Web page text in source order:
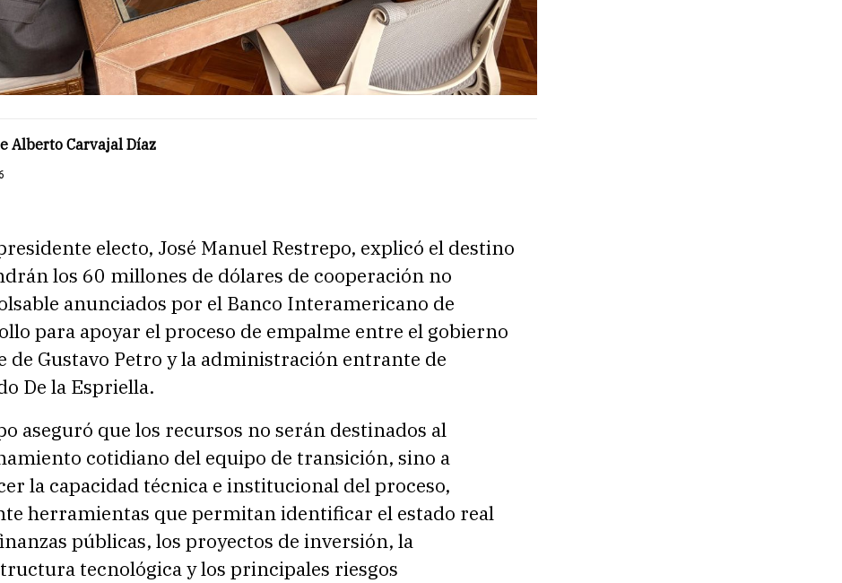
Alberto Carvajal Díaz
electo, José Manuel Restrepo, explicó el destino
los 60 millones de dólares de cooperación no
anunciados por el Banco Interamericano de
para apoyar el proceso de empalme entre el gobierno
de Gustavo Petro y la administración entrante de
De la Espriella.
aseguró que los recursos no serán destinados al
cotidiano del equipo de transición, sino a
la capacidad técnica e institucional del proceso,
herramientas que permitan identificar el estado real
públicas, los proyectos de inversión, la
tecnológica y los principales riesgos